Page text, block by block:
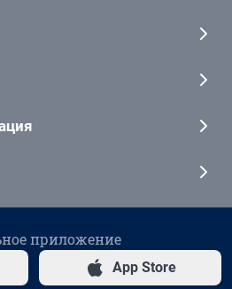
приложение
App Store